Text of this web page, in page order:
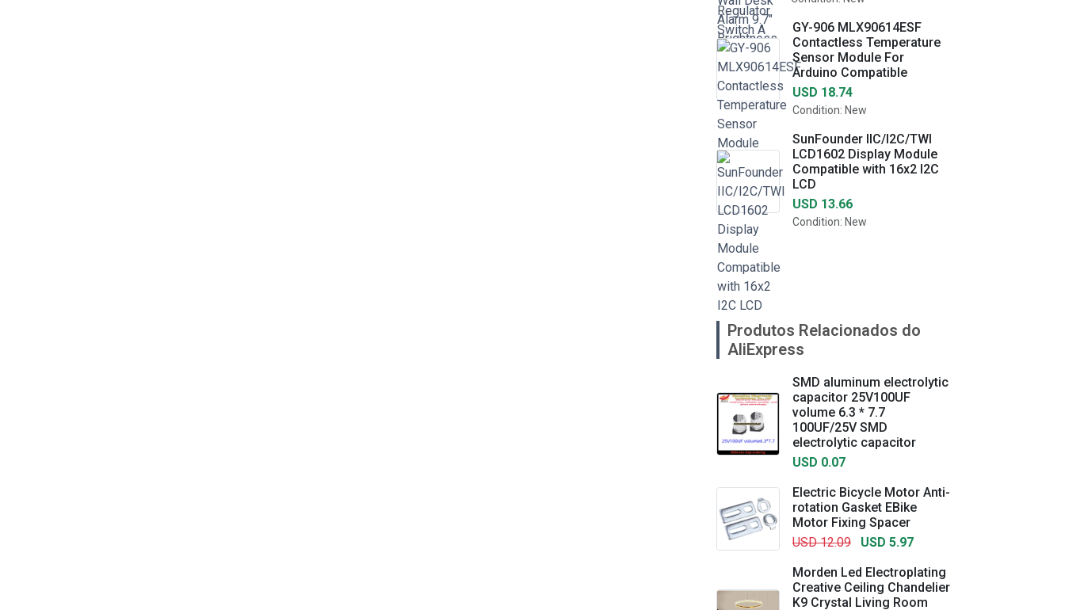
GY-906 MLX90614ESF
Contactless Temperature
Sensor Module For
Arduino Compatible
USD 18.74
Condition: New
SunFounder IIC/I2C/TWI
LCD1602 Display Module
Compatible with 16x2 I2C
LCD
USD 13.66
Condition: New
Produtos Relacionados do
AliExpress
SMD aluminum electrolytic
capacitor 25V100UF
volume 6.3 * 7.7
100UF/25V SMD
electrolytic capacitor
USD 0.07
Electric Bicycle Motor Anti-
rotation Gasket EBike
Motor Fixing Spacer
USD 12.09
USD 5.97
Morden Led Electroplating
Creative Ceiling Chandelier
K9 Crystal Living Room